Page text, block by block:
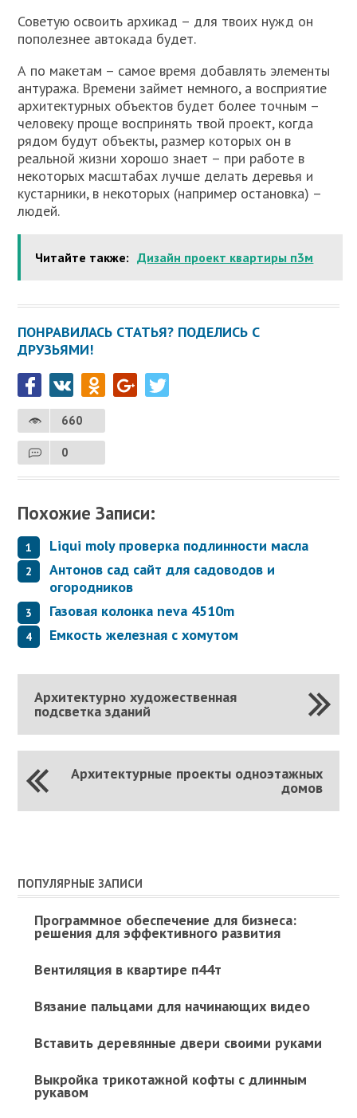
Советую освоить архикад – для твоих нужд он
пополезнее автокада будет.
А по макетам – самое время добавлять элементы
антуража. Времени займет немного, а восприятие
архитектурных объектов будет более точным –
человеку проще воспринять твой проект, когда
рядом будут объекты, размер которых он в
реальной жизни хорошо знает – при работе в
некоторых масштабах лучше делать деревья и
кустарники, в некоторых (например остановка) –
людей.
Читайте также: Дизайн проект квартиры п3м
ПОНРАВИЛАСЬ СТАТЬЯ? ПОДЕЛИСЬ С
ДРУЗЬЯМИ!
660
0
Похожие Записи:
Liqui moly проверка подлинности масла
Антонов сад сайт для садоводов и
огородников
Газовая колонка neva 4510m
Емкость железная с хомутом
Архитектурно художественная
подсветка зданий
Архитектурные проекты одноэтажных
домов
ПОПУЛЯРНЫЕ ЗАПИСИ
Программное обеспечение для бизнеса:
решения для эффективного развития
Вентиляция в квартире п44т
Вязание пальцами для начинающих видео
Вставить деревянные двери своими руками
Выкройка трикотажной кофты с длинным
рукавом